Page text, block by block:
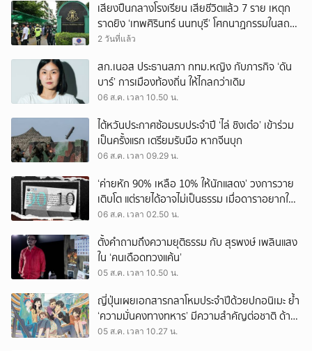
เสียงปืนกลางโรงเรียน เสียชีวิตแล้ว 7 ราย เหตุก
ราดยิง ‘เทพศิรินทร์ นนทบุรี’ โศกนาฏกรรมในสถาน
ศึกษา ครั้งที่ 2 ในรอบปี
2 วันที่แล้ว
สก.เนอส ประธานสภา กทม.หญิง กับภารกิจ ‘ดัน
บาร์’ การเมืองท้องถิ่น ให้ไกลกว่าเดิม
06 ส.ค. เวลา 10.50 น.
ไต้หวันประกาศซ้อมรบประจำปี ‘ไล่ ชิงเต๋อ’ เข้าร่วม
เป็นครั้งแรก เตรียมรับมือ หากจีนบุก
06 ส.ค. เวลา 09.29 น.
‘ค่ายหัก 90% เหลือ 10% ให้นักแสดง’ วงการวาย
เติบโต แต่รายได้อาจไม่เป็นธรรม เมื่อดาราอยากให้มี
‘สัญญามาตรฐาน’
06 ส.ค. เวลา 02.50 น.
ตั้งคำถามถึงความยุติธรรม กับ สุรพงษ์ เพลินแสง
ใน ‘คนเดือดทวงแค้น’
05 ส.ค. เวลา 10.50 น.
ญี่ปุ่นเผยเอกสารกลาโหมประจำปีด้วยปกอนิเมะ ย้ำ
‘ความมั่นคงทางทหาร’ มีความสำคัญต่อชาติ ด้าน
จีนเตือน ขออย่าซ้ำรอยประวัติศาสตร์
05 ส.ค. เวลา 10.27 น.